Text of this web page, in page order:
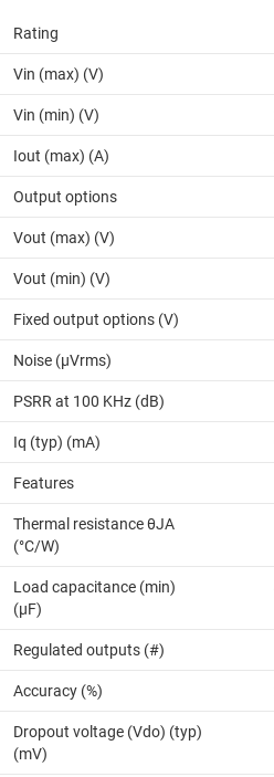
Rating
Vin (max) (V)
Vin (min) (V)
Iout (max) (A)
Output options
Vout (max) (V)
Vout (min) (V)
Fixed output options (V)
Noise (µVrms)
PSRR at 100 KHz (dB)
Iq (typ) (mA)
Features
Thermal resistance θJA
(°C/W)
Load capacitance (min)
(µF)
Regulated outputs (#)
Accuracy (%)
Dropout voltage (Vdo) (typ)
(mV)